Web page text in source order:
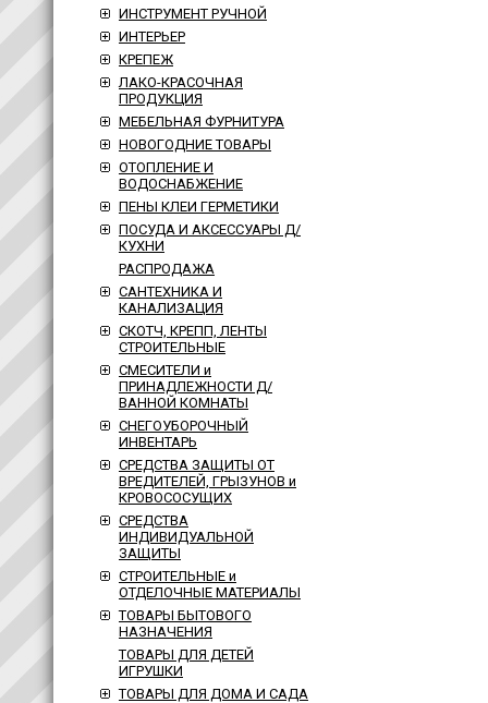
ИНСТРУМЕНТ РУЧНОЙ
ИНТЕРЬЕР
КРЕПЕЖ
ЛАКО-КРАСОЧНАЯ
ПРОДУКЦИЯ
МЕБЕЛЬНАЯ ФУРНИТУРА
НОВОГОДНИЕ ТОВАРЫ
ОТОПЛЕНИЕ И
ВОДОСНАБЖЕНИЕ
ПЕНЫ КЛЕИ ГЕРМЕТИКИ
ПОСУДА И АКСЕССУАРЫ Д/
КУХНИ
РАСПРОДАЖА
САНТЕХНИКА И
КАНАЛИЗАЦИЯ
СКОТЧ, КРЕПП, ЛЕНТЫ
СТРОИТЕЛЬНЫЕ
СМЕСИТЕЛИ и
ПРИНАДЛЕЖНОСТИ Д/
ВАННОЙ КОМНАТЫ
СНЕГОУБОРОЧНЫЙ
ИНВЕНТАРЬ
СРЕДСТВА ЗАЩИТЫ ОТ
ВРЕДИТЕЛЕЙ, ГРЫЗУНОВ и
КРОВОСОСУЩИХ
СРЕДСТВА
ИНДИВИДУАЛЬНОЙ
ЗАЩИТЫ
СТРОИТЕЛЬНЫЕ и
ОТДЕЛОЧНЫЕ МАТЕРИАЛЫ
ТОВАРЫ БЫТОВОГО
НАЗНАЧЕНИЯ
ТОВАРЫ ДЛЯ ДЕТЕЙ
ИГРУШКИ
ТОВАРЫ ДЛЯ ДОМА И САДА